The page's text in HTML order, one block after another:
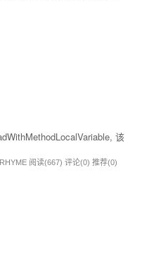
该
阅读(667) 评论(0) 推荐(0)